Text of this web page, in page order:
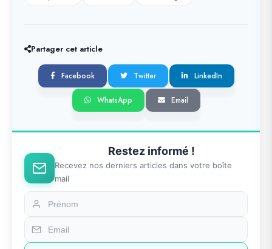
Partager cet article
Facebook Twitter LinkedIn
WhatsApp Email
Restez informé !
Recevez nos derniers articles dans votre boîte
mail